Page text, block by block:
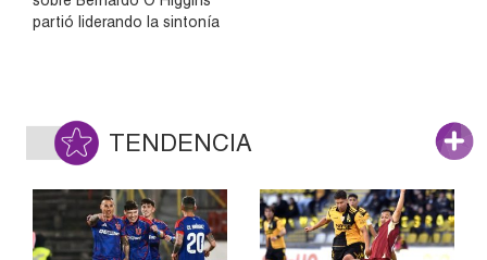
partió liderando la sintonía
TENDENCIA